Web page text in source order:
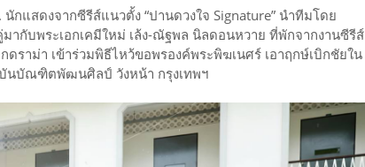
กแสดงจากซีรีส์แนวตั้ง “ปานดวงใจ Signature” นำทีมโดย
กับพระเอกเคมีใหม่ เล้ง-ณัฐพล นิลดอนหวาย ที่พักจากงานซีรีส์
ราม่า เข้าร่วมพิธีไหว้ขอพรองค์พระพิฆเนศร์ เอาฤกษ์เบิกชัยใน
บันบัณฑิตพัฒนศิลป์ วังหน้า กรุงเทพฯ